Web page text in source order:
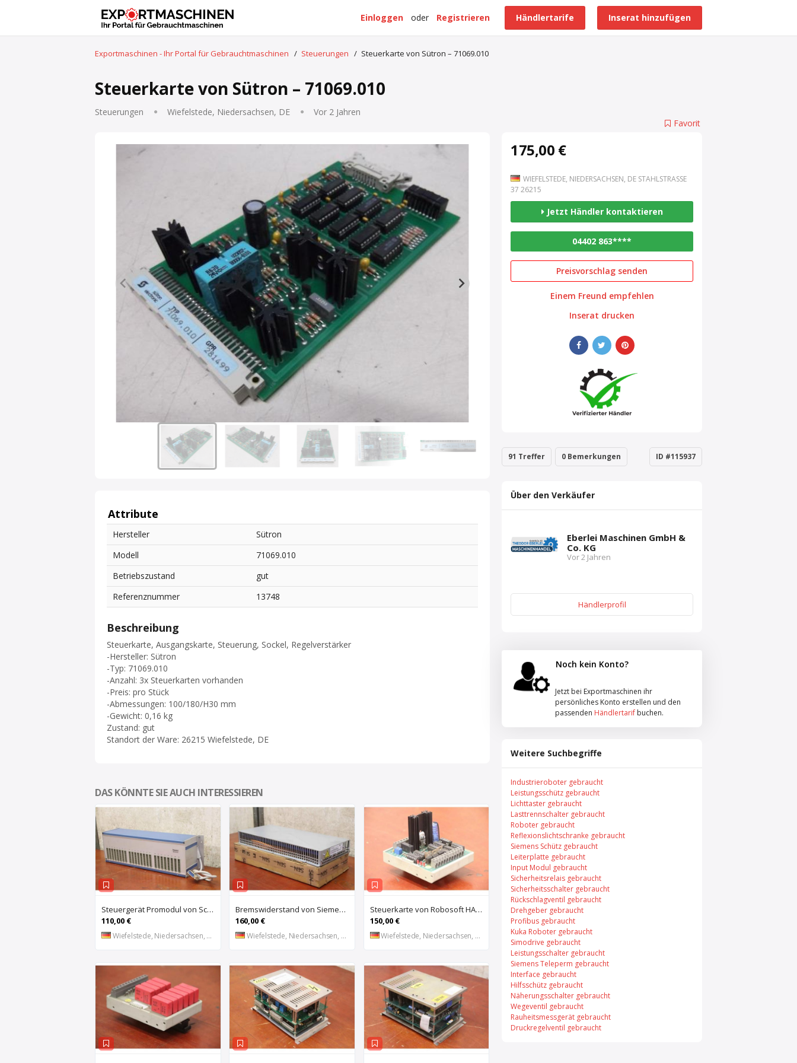
Inserat hinzufügen
Händlertarife
Registrieren
oder
Einloggen
Exportmaschinen - Ihr Portal für Gebrauchtmaschinen / Steuerungen / Steuerkarte von Sütron – 71069.010
Steuerkarte von Sütron – 71069.010
Steuerungen Wiefelstede, Niedersachsen, DE Vor 2 Jahren
Attribute
Hersteller
Sütron
Modell
71069.010
Betriebszustand
gut
Referenznummer
13748
Beschreibung
Steuerkarte, Ausgangskarte, Steuerung, Sockel, Regelverstärker
-Hersteller: Sütron
-Typ: 71069.010
-Anzahl: 3x Steuerkarten vorhanden
-Preis: pro Stück
-Abmessungen: 100/180/H30 mm
-Gewicht: 0,16 kg
Zustand: gut
Standort der Ware: 26215 Wiefelstede, DE
DAS KÖNNTE SIE AUCH INTERESSIEREN
Steuergerät Promodul von Schleicher Ilsemann – KEG 24-30 KCD 1
110,00 €
Wiefelstede, Niedersachsen, DE
Bremswiderstand von Siemens – 6SL3100-1BE21-3AA0
160,00 €
Wiefelstede, Niedersachsen, DE
Steuerkarte von Robosoft HACO – HACC 013 PPES 30135
150,00 €
Wiefelstede, Niedersachsen, DE
Favorit
175,00 €
WIEFELSTEDE, NIEDERSACHSEN, DE STAHLSTRASSE 3
7 26215
Jetzt Händler kontaktieren
04402 863****
Preisvorschlag senden
Einem Freund empfehlen
Inserat drucken
91 Treffer 0 Bemerkungen ID #115937
Über den Verkäufer
Eberlei Maschinen GmbH &
Co. KG
Vor 2 Jahren
Händlerprofil
Noch kein Konto?
Jetzt bei Exportmaschinen ihr
persönliches Konto erstellen und den
passenden Händlertarif buchen.
Weitere Suchbegriffe
Industrieroboter gebraucht
Leistungsschütz gebraucht
Lichttaster gebraucht
Lasttrennschalter gebraucht
Roboter gebraucht
Reflexionslichtschranke gebraucht
Siemens Schütz gebraucht
Leiterplatte gebraucht
Input Modul gebraucht
Sicherheitsrelais gebraucht
Sicherheitsschalter gebraucht
Rückschlagventil gebraucht
Drehgeber gebraucht
Profibus gebraucht
Kuka Roboter gebraucht
Simodrive gebraucht
Leistungsschalter gebraucht
Siemens Teleperm gebraucht
Interface gebraucht
Hilfsschütz gebraucht
Näherungsschalter gebraucht
Wegeventil gebraucht
Rauheitsmessgerät gebraucht
Druckregelventil gebraucht